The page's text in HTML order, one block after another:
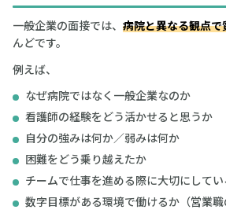
一般企業の面接では、 病院と異なる観点で
んどです。
例えば、
なぜ病院ではなく一般企業なのか
看護師の経験をどう活かせると思うか
自分の強みは何か／弱みは何か
困難をどう乗り越えたか
チームで仕事を進める際に大切にしてい
数字目標がある環境で働けるか（営業職